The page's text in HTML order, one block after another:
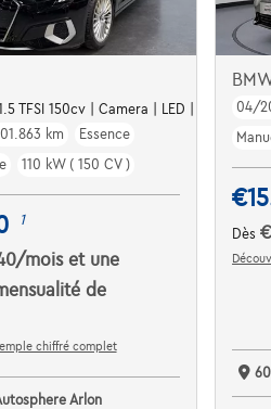
TFSI 150cv | Camera | LED | Carplay |
km
Essence
110 kW ( 150 CV )
1
/mois et une
de
chiffré complet
Arlon
04/
Dès